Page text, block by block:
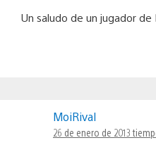
Un saludo de un jugador de
MoiRival
26 de enero de 2013